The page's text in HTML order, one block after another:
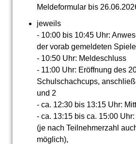
Meldeformular bis
jeweils
- 10:00 bis 10:45 Uhr:
der vorab gemeldeten
- 10:50 Uhr: Meldeschluss
- 11:00 Uhr: Eröffnung des
Schulschachcups,
und 2
- ca. 12:30 bis 13:15 Uhr:
- ca. 13:15 bis ca. 15:00
(je nach Teilnehmerzahl
möglich),